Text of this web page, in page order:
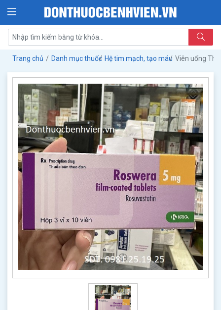
Trang chủ Danh mục thuốc Hệ tim mạch, tạo máu Viên uống